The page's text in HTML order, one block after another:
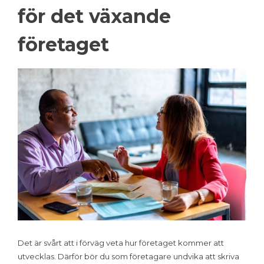
för det växande
företaget
Det är svårt att i förväg veta hur företaget kommer att
utvecklas. Därför bör du som företagare undvika att skriva